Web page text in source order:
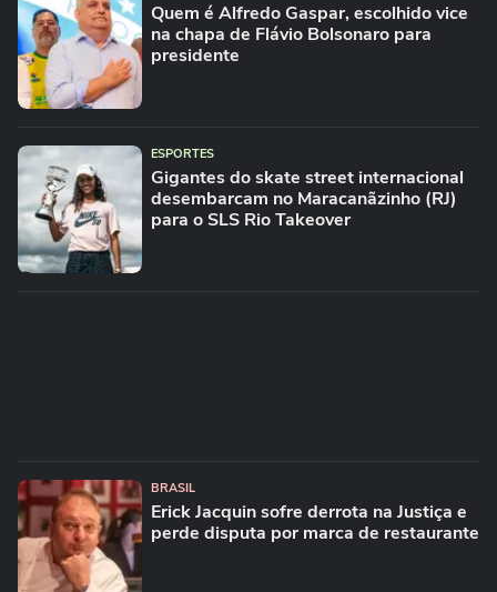
Quem é Alfredo Gaspar, escolhido vice
na chapa de Flávio Bolsonaro para
presidente
ESPORTES
Gigantes do skate street internacional
desembarcam no Maracanãzinho (RJ)
para o SLS Rio Takeover
BRASIL
Erick Jacquin sofre derrota na Justiça e
perde disputa por marca de restaurante